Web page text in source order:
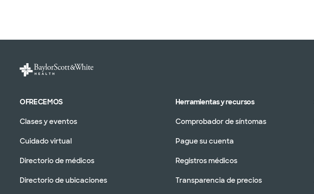
OFRECEMOS
Clases y eventos
Cuidado virtual
Directorio de médicos
Directorio de ubicaciones
Herramientas y recursos
Comprobador de síntomas
Pague su cuenta
Registros médicos
Transparencia de precios